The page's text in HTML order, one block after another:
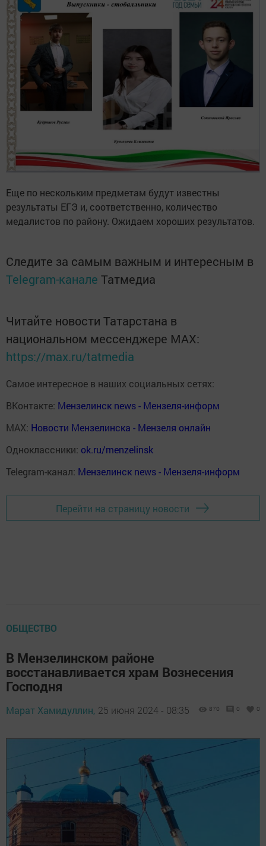
Еще по нескольким предметам будут известны
результаты ЕГЭ и, соответственно, количество
медалистов по району. Ожидаем хороших результатов.
Следите за самым важным и интересным в
Telegram-канале Татмедиа
Читайте новости Татарстана в
национальном мессенджере MАХ:
https://max.ru/tatmedia
Самое интересное в наших социальных сетях:
ВКонтакте: Мензелинск news - Мензеля-информ
MAX: Новости Мензелинска - Мензеля онлайн
Одноклассники: ok.ru/menzelinsk
Telegram-канал: Мензелинск news - Мензеля-информ
Перейти на страницу новости
ОБЩЕСТВО
В Мензелинском районе
восстанавливается храм Вознесения
Господня
Марат Хамидуллин, 25 июня 2024 - 08:35 870 0 0